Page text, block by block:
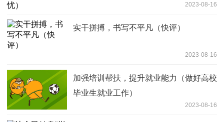
2023-08-16
实干拼搏，书写不平凡（快评）
2023-08-16
加强培训帮扶，提升就业能力（做好高校
毕业生就业工作）
2023-08-16